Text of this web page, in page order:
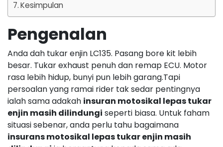
Kesimpulan
Pengenalan
Anda dah tukar enjin LC135. Pasang bore kit lebih
besar. Tukar exhaust penuh dan remap ECU. Motor
rasa lebih hidup, bunyi pun lebih garang.Tapi
persoalan yang ramai rider tak sedar pentingnya
ialah sama adakah insuran motosikal lepas tukar
enjin masih dilindungi seperti biasa. Untuk faham
situasi sebenar, anda perlu tahu bagaimana
insurans motosikal lepas tukar enjin masih